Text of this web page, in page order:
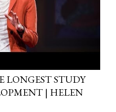
LONGEST STUDY
| HELEN